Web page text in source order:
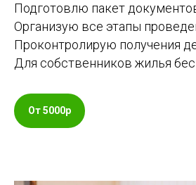
Подготовлю пакет
Организую все этапы
Проконтролирую получения
Для собственников жилья
От 5000р